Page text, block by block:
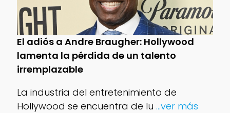
El adiós a Andre Braugher: Hollywood
lamenta la pérdida de un talento
irremplazable
La industria del entretenimiento de
Hollywood se encuentra de lu ...ver más